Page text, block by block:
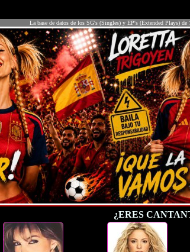
La base de datos de los SG's (Singles) y EP's (Extended Plays) de
¿ERES